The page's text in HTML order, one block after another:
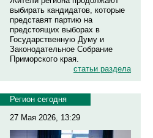
выбирать кандидатов, которые
представят партию на
предстоящих выборах в
Государственную Думу и
Законодательное Собрание
Приморского края.
статьи раздела
Регион сегодня
27 Мая 2026, 13:29